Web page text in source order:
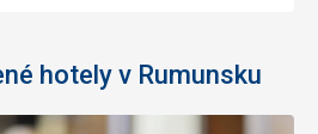
hotely v Rumunsku